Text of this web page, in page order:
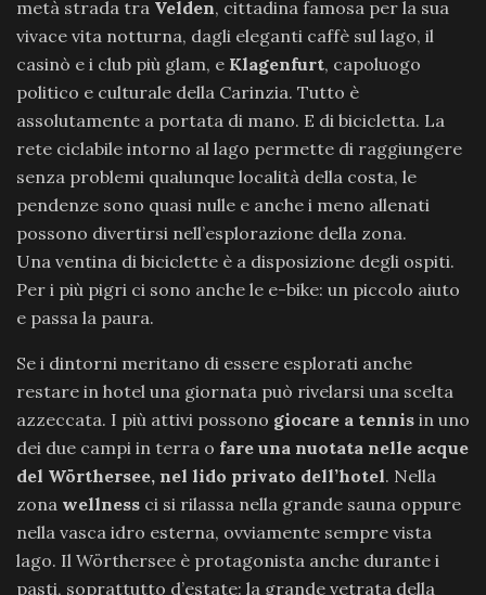
metà strada tra Velden, cittadina famosa per la sua
vivace vita notturna, dagli eleganti caffè sul lago, il
casinò e i club più glam, e Klagenfurt, capoluogo
politico e culturale della Carinzia. Tutto è
assolutamente a portata di mano. E di bicicletta. La
rete ciclabile intorno al lago permette di raggiungere
senza problemi qualunque località della costa, le
pendenze sono quasi nulle e anche i meno allenati
possono divertirsi nell’esplorazione della zona.
Una ventina di biciclette è a disposizione degli ospiti.
Per i più pigri ci sono anche le e-bike: un piccolo aiuto
e passa la paura.
Se i dintorni meritano di essere esplorati anche
restare in hotel una giornata può rivelarsi una scelta
azzeccata. I più attivi possono giocare a tennis in uno
dei due campi in terra o fare una nuotata nelle acque
del Wörthersee, nel lido privato dell’hotel. Nella
zona wellness ci si rilassa nella grande sauna oppure
nella vasca idro esterna, ovviamente sempre vista
lago. Il Wörthersee è protagonista anche durante i
pasti, soprattutto d’estate: la grande vetrata della